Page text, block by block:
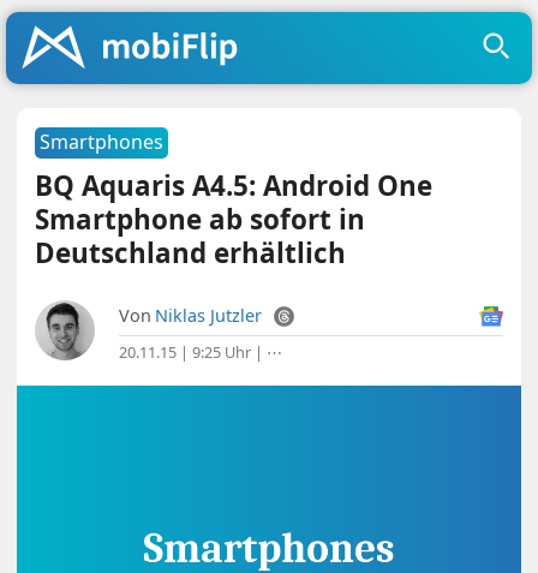
Smartphones
BQ Aquaris A4.5: Android One
Smartphone ab sofort in
Deutschland erhältlich
Von Niklas Jutzler
20.11.15 | 9:25 Uhr | ⋯